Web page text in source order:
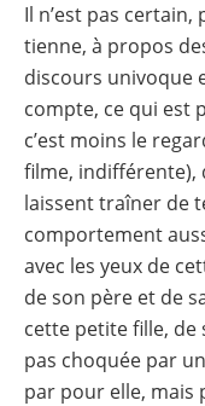
Il n’est pas
tienne, à propos
discours univoque
compte, ce qui est
c’est moins le
filme, indifférente),
laissent traîner de
comportement
avec les yeux de
de son père et de
cette petite fille, de
pas choquée par
par pour elle, mais